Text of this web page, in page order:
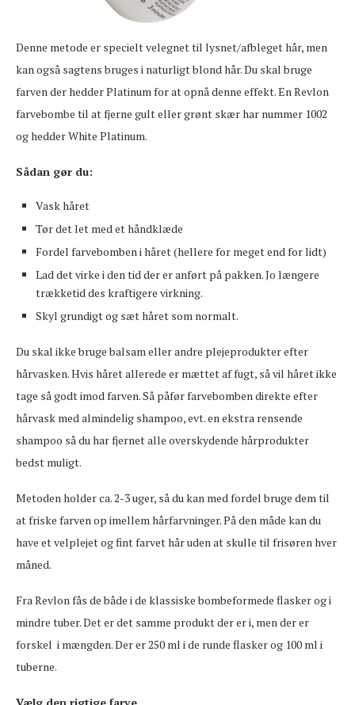
Denne metode er specielt velegnet til lysnet/afbleget hår, men
kan også sagtens bruges i naturligt blond hår. Du skal bruge
farven der hedder Platinum for at opnå denne effekt. En Revlon
farvebombe til at fjerne gult eller grønt skær har nummer 1002
og hedder White Platinum.
Sådan gør du:
Vask håret
Tør det let med et håndklæde
Fordel farvebomben i håret (hellere for meget end for lidt)
Lad det virke i den tid der er anført på pakken. Jo længere
trækketid des kraftigere virkning.
Skyl grundigt og sæt håret som normalt.
Du skal ikke bruge balsam eller andre plejeprodukter efter
hårvasken. Hvis håret allerede er mættet af fugt, så vil håret ikke
tage så godt imod farven. Så påfør farvebomben direkte efter
hårvask med almindelig shampoo, evt. en ekstra rensende
shampoo så du har fjernet alle overskydende hårprodukter
bedst muligt.
Metoden holder ca. 2-3 uger, så du kan med fordel bruge dem til
at friske farven op imellem hårfarvninger. På den måde kan du
have et velplejet og fint farvet hår uden at skulle til frisøren hver
måned.
Fra Revlon fås de både i de klassiske bombeformede flasker og i
mindre tuber. Det er det samme produkt der er i, men der er
forskel i mængden. Der er 250 ml i de runde flasker og 100 ml i
tuberne.
Vælg den rigtige farve